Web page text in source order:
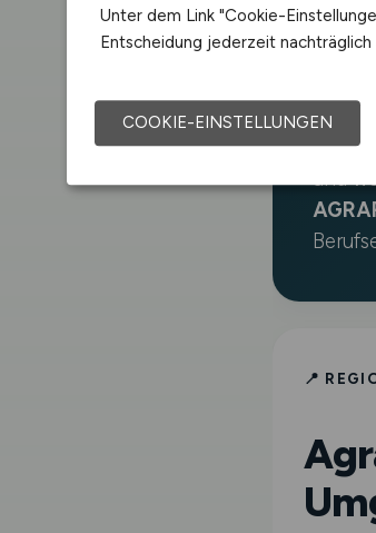
Rund
und
📍
Unter dem Link "Cookie-
Entscheidung jederzeit
COOKIE-EINSTELLUNGEN